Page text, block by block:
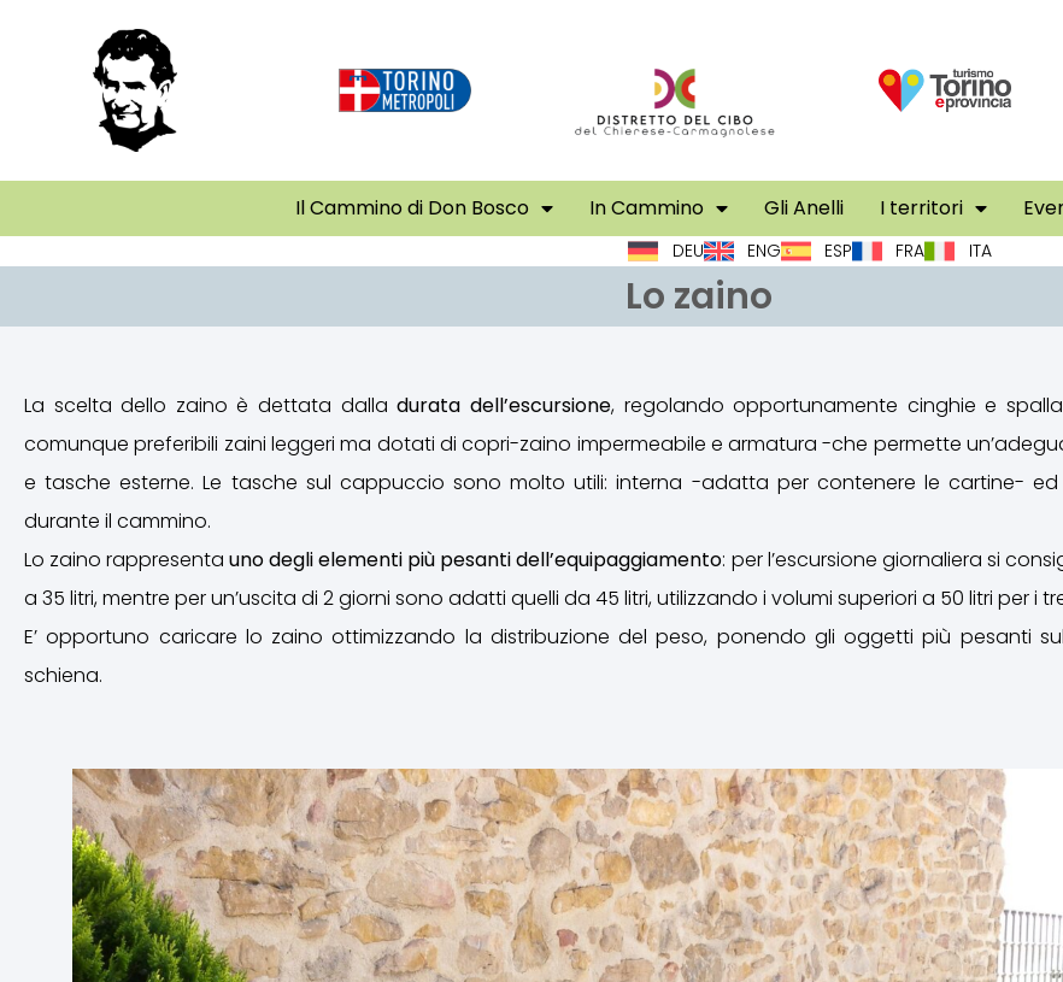
Il Cammino di Don Bosco In Cammino Gli Anelli I territori
DEU ENG ESP FRA ITA
Lo zaino
La scelta dello zaino è dettata dalladurata dell’escursione, regolando opportunamente cinghie e
comunque preferibili zaini leggeri ma dotati di copri-zaino impermeabile e armatura -che permette
e tasche esterne. Le tasche sul cappuccio sono molto utili: interna -adatta per contenere le cartine-
durante il cammino.
Lo zaino rappresenta uno degli elementi più pesanti dell’equipaggiamento: per l’escursione giornaliera si
a 35 litri, mentre per un’uscita di 2 giorni sono adatti quelli da 45 litri, utilizzando i volumi superiori a 50 litri per i
E’ opportuno caricare lo zaino ottimizzando la distribuzione del peso, ponendo gli oggetti più pesanti
schiena.